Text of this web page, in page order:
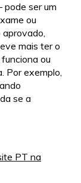
ser um
ou
aprovado,
mais ter o
ou
Por exemplo,
se a
PT na